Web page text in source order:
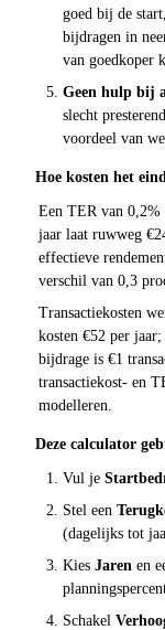
goed bij de
bijdragen in
van goedkoper
Geen hulp bij
slecht
voordeel van
Hoe kosten het
Een TER van 0,2%
jaar laat ruwweg
effectieve
verschil van 0,3
Transactiekosten
kosten €52 per
bijdrage is €1
transactiekost- en
modelleren.
Deze calculator
Vul je
Stel een
(dagelijks tot
Kies Jaren en
Schakel